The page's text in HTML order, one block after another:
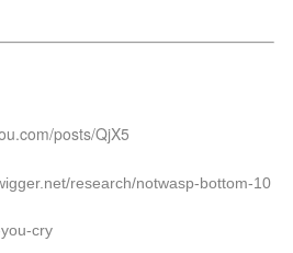
posts/QjX5
research/notwasp-bottom-10
cry